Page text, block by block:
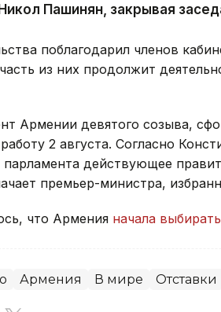
Пашинян, закрывая
поблагодарил членов
из них продолжит
Армении девятого созыва,
2 августа. Согласно
парламента действующее
премьер-министра,
что Армения начала выбирать
Армения В мире Отставки